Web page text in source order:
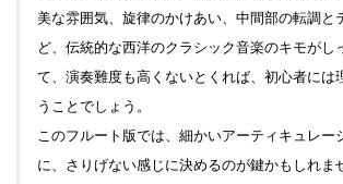
2025.01.06
Top "ブラフの丘から" 更新しました。
2024.12.30
Top "ブラフの丘から" 更新しました。
Top "Field work Praha (Prague)" 写真のキャ
しました。
美な雰囲気、旋律のかけあい、中間部の転調と
ど、伝統的な西洋のクラシック音楽のキモがし
て、演奏難度も高くないとくれば、初心者には
うことでしょう。
このフルート版では、細かいアーティキュレー
に、さりげない感じに決めるのが鍵かもしれま